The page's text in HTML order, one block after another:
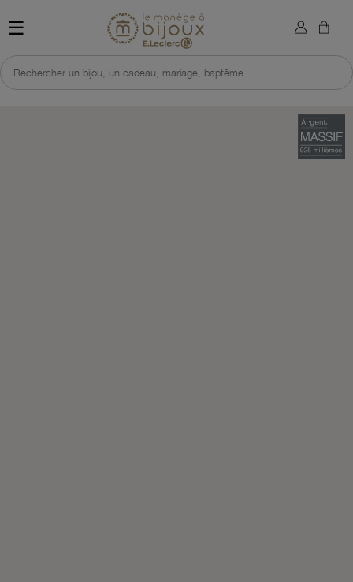
☰ Retour à l'accueil du site
Rechercher un bijou, un cadeau, mariage, baptême...
×